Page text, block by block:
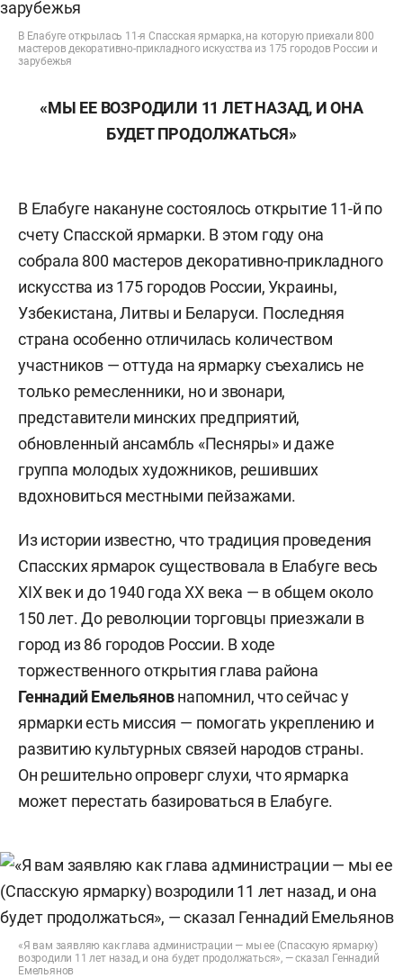
В Елабуге открылась 11-я Спасская ярмарка, на которую приехали 800
мастеров декоративно-прикладного искусства из 175 городов России и
зарубежья
«МЫ ЕЕ ВОЗРОДИЛИ 11 ЛЕТ НАЗАД, И ОНА
БУДЕТ ПРОДОЛЖАТЬСЯ»
В Елабуге накануне состоялось открытие 11-й по
счету Спасской ярмарки. В этом году она
собрала 800 мастеров декоративно-прикладного
искусства из 175 городов России, Украины,
Узбекистана, Литвы и Беларуси. Последняя
страна особенно отличилась количеством
участников — оттуда на ярмарку съехались не
только ремесленники, но и звонари,
представители минских предприятий,
обновленный ансамбль «Песняры» и даже
группа молодых художников, решивших
вдохновиться местными пейзажами.
Из истории известно, что традиция проведения
Спасских ярмарок существовала в Елабуге весь
XIX век и до 1940 года XX века — в общем около
150 лет. До революции торговцы приезжали в
город из 86 городов России. В ходе
торжественного открытия глава района
Геннадий Емельяновнапомнил, что сейчас у
ярмарки есть миссия — помогать укреплению и
развитию культурных связей народов страны.
Он решительно опроверг слухи, что ярмарка
может перестать базироваться в Елабуге.
«Я вам заявляю как глава администрации — мы ее (Спасскую ярмарку)
возродили 11 лет назад, и она будет продолжаться», — сказал Геннадий
Емельянов